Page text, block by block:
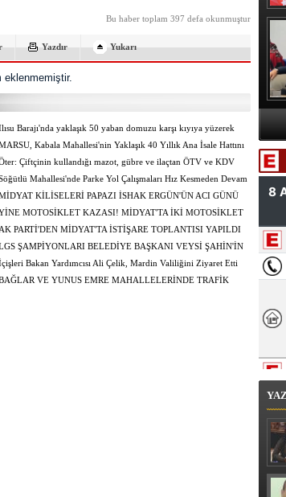
Bu haber toplam 397 defa okunmuştur
Yazdır Yukarı
eklenmemiştir.
Barajı'nda yaklaşık 50 yaban domuzu karşı kıyıya yüzerek
Kabala Mahallesi'nin Yaklaşık 40 Yıllık Ana İsale Hattını
Çiftçinin kullandığı mazot, gübre ve ilaçtan ÖTV ve KDV
Mahallesi'nde Parke Yol Çalışmaları Hız Kesmeden Devam
KİLİSELERİ PAPAZI İSHAK ERGÜN'ÜN ACI GÜNÜ
MOTOSİKLET KAZASI! MİDYAT'TA İKİ MOTOSİKLET
1 YARALI
AK PARTİ'DEN MİDYAT'TA İSTİŞARE TOPLANTISI YAPILDI
ŞAMPİYONLARI BELEDİYE BAŞKANI VEYSİ ŞAHİN'İN
OLDU
Bakan Yardımcısı Ali Çelik, Mardin Valiliğini Ziyaret Etti
VE YUNUS EMRE MAHALLELERİNDE TRAFİK